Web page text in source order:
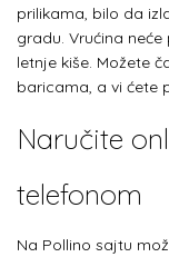
prilikama, bilo da
gradu. Vrućina
letnje kiše. Možete
baricama, a vi ćete
Naručite
telefonom
Na Pollino sajtu